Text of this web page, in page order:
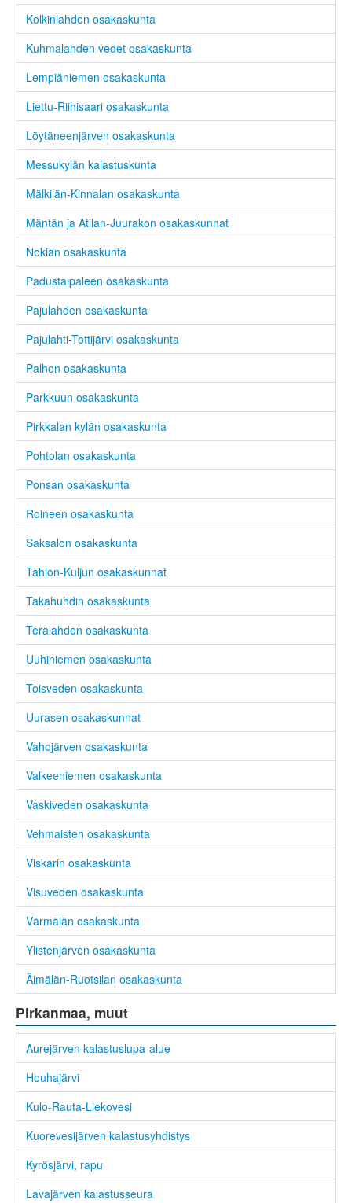
Kolkinlahden osakaskunta
Kuhmalahden vedet osakaskunta
Lempiäniemen osakaskunta
Liettu-Riihisaari osakaskunta
Löytäneenjärven osakaskunta
Messukylän kalastuskunta
Mälkilän-Kinnalan osakaskunta
Mäntän ja Atilan-Juurakon osakaskunnat
Nokian osakaskunta
Padustaipaleen osakaskunta
Pajulahden osakaskunta
Pajulahti-Tottijärvi osakaskunta
Palhon osakaskunta
Parkkuun osakaskunta
Pirkkalan kylän osakaskunta
Pohtolan osakaskunta
Ponsan osakaskunta
Roineen osakaskunta
Saksalon osakaskunta
Tahlon-Kuljun osakaskunnat
Takahuhdin osakaskunta
Terälahden osakaskunta
Uuhiniemen osakaskunta
Toisveden osakaskunta
Uurasen osakaskunnat
Vahojärven osakaskunta
Valkeeniemen osakaskunta
Vaskiveden osakaskunta
Vehmaisten osakaskunta
Viskarin osakaskunta
Visuveden osakaskunta
Värmälän osakaskunta
Ylistenjärven osakaskunta
Äimälän-Ruotsilan osakaskunta
Pirkanmaa, muut
Aurejärven kalastuslupa-alue
Houhajärvi
Kulo-Rauta-Liekovesi
Kuorevesijärven kalastusyhdistys
Kyrösjärvi, rapu
Lavajärven kalastusseura